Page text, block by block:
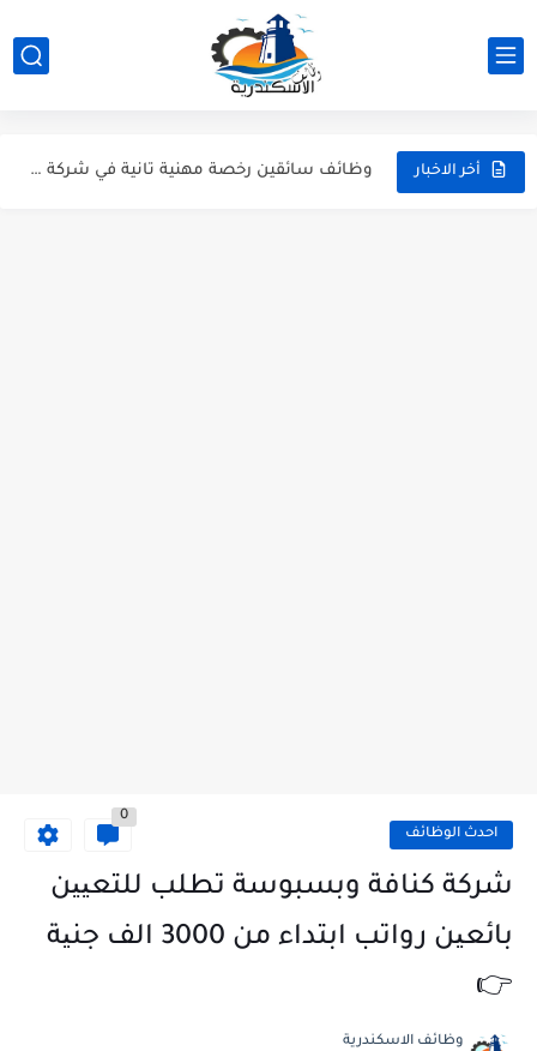
أخر الاخبار
شيف كريب، كاشير، وأعضاء مطبخ | وظائف مطعم ذا كريبياري...
وظائف سائقين رخصة مهنية تانية في شركة Woodek للتجهيزات الخشبية...
احدث الوظائف
0
شركة كنافة وبسبوسة تطلب للتعیین
بائعین رواتب ابتداء من 3000 الف جنیة
👉
وظائف الاسكندرية